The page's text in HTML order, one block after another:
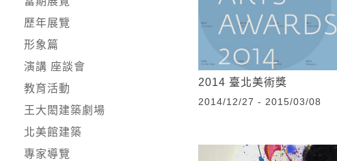
歷年展覽
形象篇
演講 座談會
教育活動
王大閎建築劇場
北美館建築
專家導覽
2014 臺北美術獎
2014/12/27 - 2015/03/08